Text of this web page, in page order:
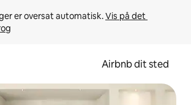
er oversat automatisk. Vis på det
Airbnb dit sted